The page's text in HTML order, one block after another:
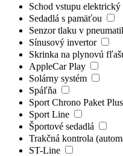
Schod vstupu elektrický
Sedadlá s pamäťou
Senzor tlaku v
Sínusový invertor
Skrinka na plynovú
AppleCar Play
Solárny systém
Spáľňa
Sport Chrono Paket Plus
Sport Line
Športové sedadlá
Trakčná kontrola
ST-Line